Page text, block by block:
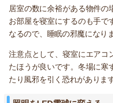
居室の数に余裕がある物件の
お部屋を寝室にするのも手で
なるので、睡眠の邪魔になり
注意点として、寝室にエアコ
たほうが良いです。冬場に寒
たり風邪を引く恐れがあります